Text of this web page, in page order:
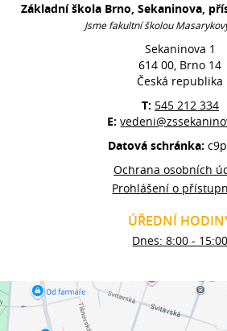
Základní škola Brno, Sekaninova,
Jsme fakultní školou
Sekaninova 1
614 00, Brno 14
Česká republika
T: 545 212 334
E:
Datová schránka:
Ochrana osobních
Prohlášení o
ÚŘEDNÍ
Dnes: 8:00 - 15:00